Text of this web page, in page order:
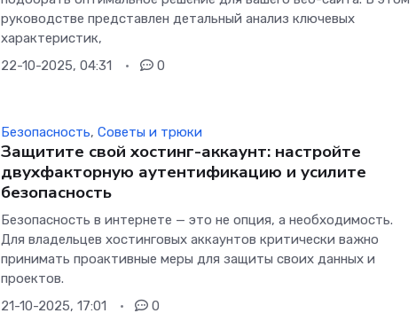
руководстве представлен детальный анализ ключевых
характеристик,
22-10-2025, 04:31
0
Безопасность,Советы и трюки
Защитите свой хостинг-аккаунт: настройте
двухфакторную аутентификацию и усилите
безопасность
Безопасность в интернете — это не опция, а необходимость.
Для владельцев хостинговых аккаунтов критически важно
принимать проактивные меры для защиты своих данных и
проектов.
21-10-2025, 17:01
0